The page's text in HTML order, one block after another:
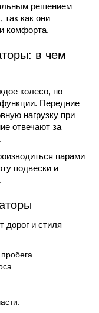
решением
как они
комфорта.
в чем
колесо, но
Передние
нагрузку при
отвечают за
парами
подвески и
дорог и стиля